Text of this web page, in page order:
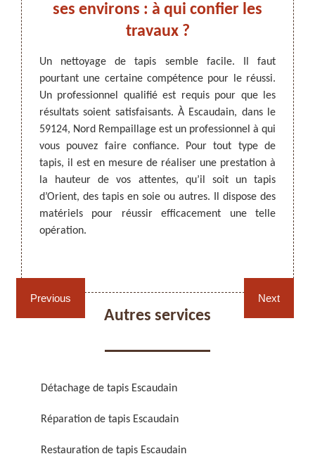
ARTISAN DEZITTER, REMPAILLAGE -
CANNAGE - RECOLLAGE, 59 NORD
chaises et sièges 59
Cannage fauteuil, chaises
et sièges 59
Réparation de fauteuil,
chaise et siège 59
Previous
de
par
un
de
une
à
ses environs : à qui confier les
travaux ?
Un nettoyage de tapis semble facile. Il faut
pourtant une certaine compétence pour le réussi.
Un professionnel qualifié est requis pour que les
résultats soient satisfaisants. À Escaudain, dans le
59124, Nord Rempaillage est un professionnel à qui
vous pouvez faire confiance. Pour tout type de
tapis, il est en mesure de réaliser une prestation à
la hauteur de vos attentes, qu’il soit un tapis
d’Orient, des tapis en soie ou autres. Il dispose des
matériels pour réussir efficacement une telle
opération.
Les
il est
ce
de
plus
êtes
Next
Autres services
Détachage de tapis Escaudain
Réparation de tapis Escaudain
Restauration de tapis Escaudain